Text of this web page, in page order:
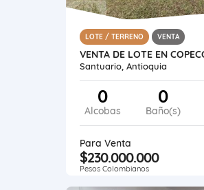
LOTE / TERRENO VENTA
Santuario, Antioquia
0
Alcobas
0
Baño(s)
Para Venta
$230.000.000
Pesos Colombianos